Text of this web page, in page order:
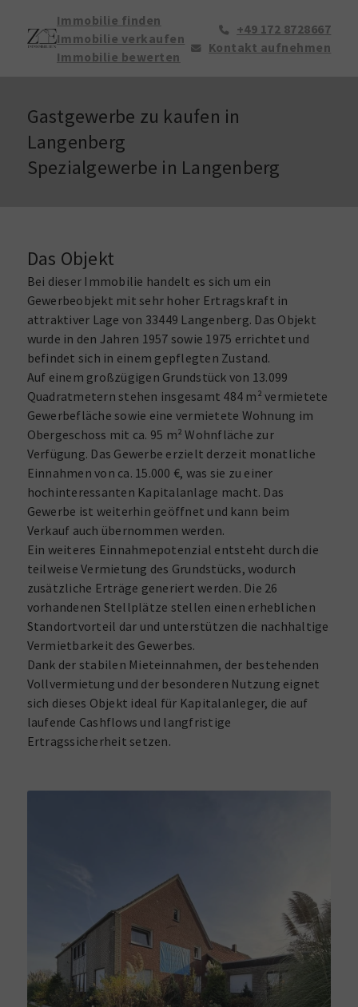
Immobilie finden
Immobilie verkaufen
Immobilie bewerten
+49 172 8728667
Kontakt aufnehmen
Gastgewerbe zu kaufen in
Langenberg
Spezialgewerbe in Langenberg
Das Objekt
Bei dieser Immobilie handelt es sich um ein
Gewerbeobjekt mit sehr hoher Ertragskraft in
attraktiver Lage von 33449 Langenberg. Das Objekt
wurde in den Jahren 1957 sowie 1975 errichtet und
befindet sich in einem gepflegten Zustand.
Auf einem großzügigen Grundstück von 13.099
Quadratmetern stehen insgesamt 484 m² vermietete
Gewerbefläche sowie eine vermietete Wohnung im
Obergeschoss mit ca. 95 m² Wohnfläche zur
Verfügung. Das Gewerbe erzielt derzeit monatliche
Einnahmen von ca. 15.000 €, was sie zu einer
hochinteressanten Kapitalanlage macht. Das
Gewerbe ist weiterhin geöffnet und kann beim
Verkauf auch übernommen werden.
Ein weiteres Einnahmepotenzial entsteht durch die
teilweise Vermietung des Grundstücks, wodurch
zusätzliche Erträge generiert werden. Die 26
vorhandenen Stellplätze stellen einen erheblichen
Standortvorteil dar und unterstützen die nachhaltige
Vermietbarkeit des Gewerbes.
Dank der stabilen Mieteinnahmen, der bestehenden
Vollvermietung und der besonderen Nutzung eignet
sich dieses Objekt ideal für Kapitalanleger, die auf
laufende Cashflows und langfristige
Ertragssicherheit setzen.